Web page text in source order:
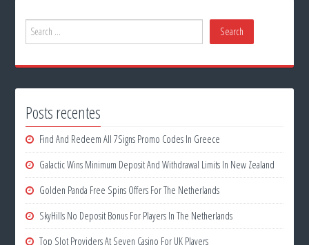
Posts recentes
Find And Redeem All 7Signs Promo Codes In Greece
Galactic Wins Minimum Deposit And Withdrawal Limits In New Zealand
Golden Panda Free Spins Offers For The Netherlands
SkyHills No Deposit Bonus For Players In The Netherlands
Top Slot Providers At Seven Casino For UK Players